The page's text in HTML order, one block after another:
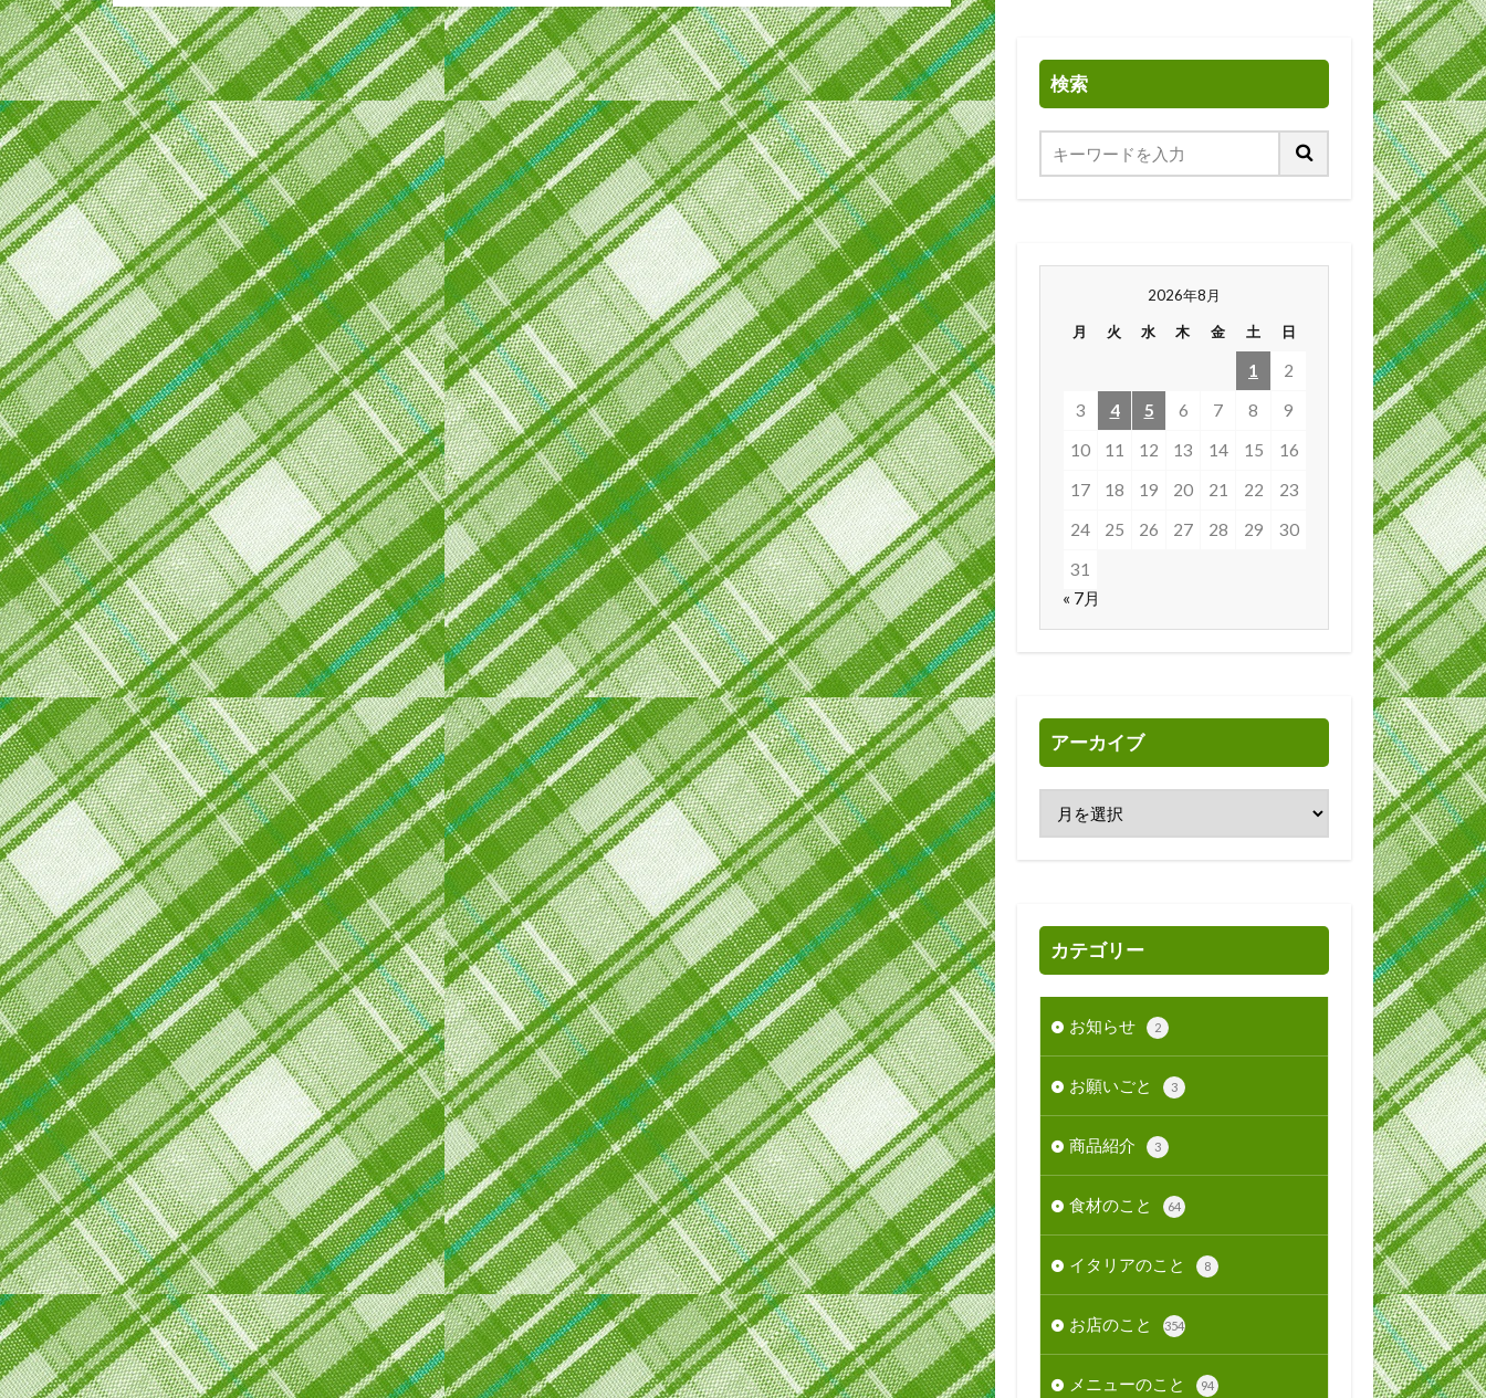
検索
2026年8月
月 火 水 木 金 土 日
1
2
3
4 5 6 7 8
9
10
11 12 13 14 15
16
17
18 19 20 21 22
23
24
25 26 27 28 29
30
31
« 7月
アーカイブ
カテゴリー
お知らせ 2
お願いごと 3
商品紹介 3
食材のこと 64
イタリアのこと 8
お店のこと 354
メニューのこと 94